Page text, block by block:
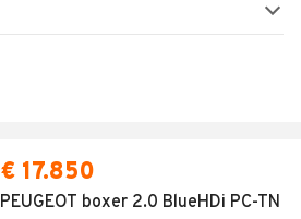
€ 17.850
PEUGEOT boxer 2.0 BlueHDi PC-TN